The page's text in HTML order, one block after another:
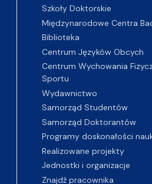
Szkoły Doktorskie
Międzynarodowe Centra
Biblioteka
Centrum Języków Obcych
Centrum Wychowania
Sportu
Wydawnictwo
Samorząd Studentów
Samorząd Doktorantów
Programy doskonałości
Realizowane projekty
Jednostki i organizacje
Znajdź pracownika